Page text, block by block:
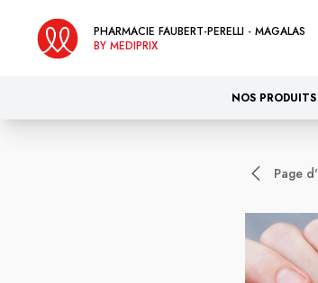
PHARMACIE FAUBERT-PERELLI - MAGALAS
BY MEDIPRIX
NOS PRODUITS
Page